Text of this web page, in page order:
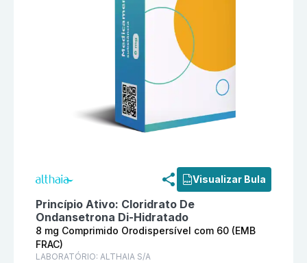
Visualizar Bula
Princípio Ativo: Cloridrato De
Ondansetrona Di-Hidratado
8 mg Comprimido Orodispersível com 60 (EMB
FRAC)
LABORATÓRIO: ALTHAIA S/A